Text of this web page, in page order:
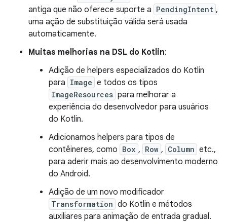
antiga que não oferece suporte a PendingIntent ,
uma ação de substituição válida será usada
automaticamente.
Muitas melhorias na DSL do Kotlin:
Adição de helpers especializados do Kotlin
para Image e todos os tipos
ImageResources para melhorar a
experiência do desenvolvedor para usuários
do Kotlin.
Adicionamos helpers para tipos de
contêineres, como Box , Row , Column etc.,
para aderir mais ao desenvolvimento moderno
do Android.
Adição de um novo modificador
Transformation do Kotlin e métodos
auxiliares para animação de entrada gradual.